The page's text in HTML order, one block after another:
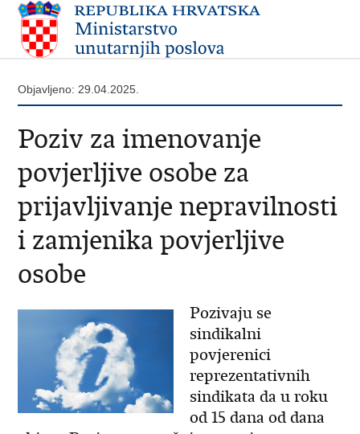
Objavljeno: 29.04.2025.
Poziv za imenovanje
povjerljive osobe za
prijavljivanje nepravilnosti
i zamjenika povjerljive
osobe
Pozivaju se
sindikalni
povjerenici
reprezentativnih
sindikata da u roku
od 15 dana od dana